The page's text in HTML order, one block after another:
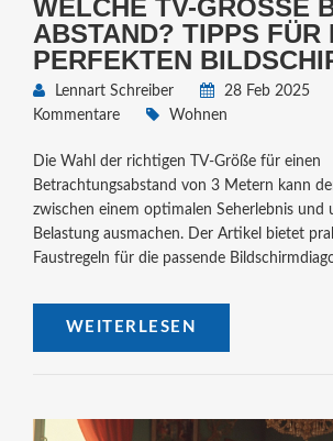
WELCHE TV-GRÖSSE
BSTAND? TIPPS FÜR
ERFEKTEN
Lennart Schreiber 28 Feb 2025
Kommentare
Wohnen
Die Wahl der richtigen TV-Größe für einen
Betrachtungsabstand von 3 Metern kann
zwischen einem optimalen Seherlebnis und
Belastung ausmachen. Der Artikel bietet
Faustregeln für die passende
Leser erfahren, wie sie mit durchdachter
stilvolles sowie funktionales Wohnzimmer
WEITERLESEN